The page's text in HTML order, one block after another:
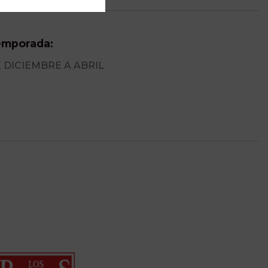
DICIEMBRE A ABRIL